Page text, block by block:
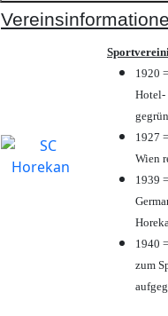
1920
Hotel-
1927
Wien
1939
1940
zum